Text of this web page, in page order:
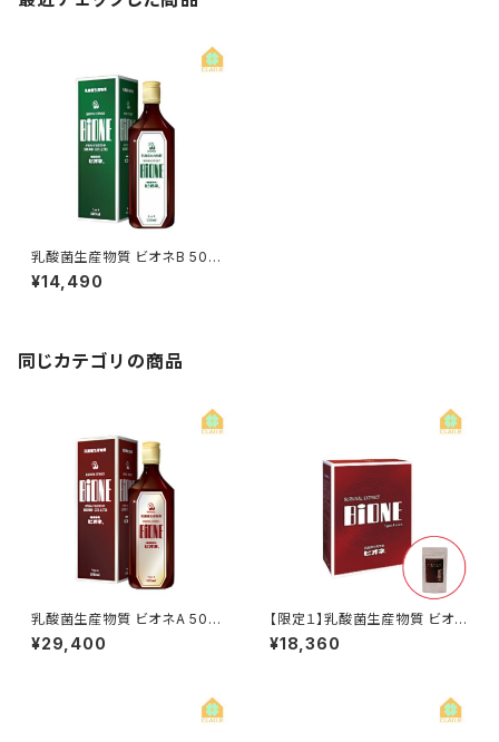
乳酸菌生産物質 ビオネB 500
ml
¥14,490
同じカテゴリの商品
乳酸菌生産物質 ビオネA 500
ml
¥29,400
【限定１】乳酸菌生産物質 ビオ
ネA スティック 10ml×30包
＋ 舞茸活性粒（180粒入り）1
¥18,360